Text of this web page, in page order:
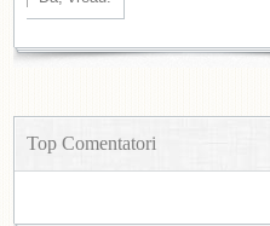
Top Comentatori